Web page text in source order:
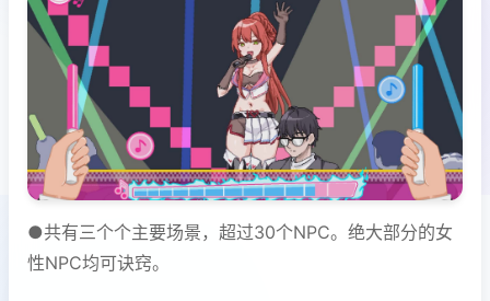
●共有三个个主要场景，超过30个NPC。绝大部分的女
性NPC均可诀窍。